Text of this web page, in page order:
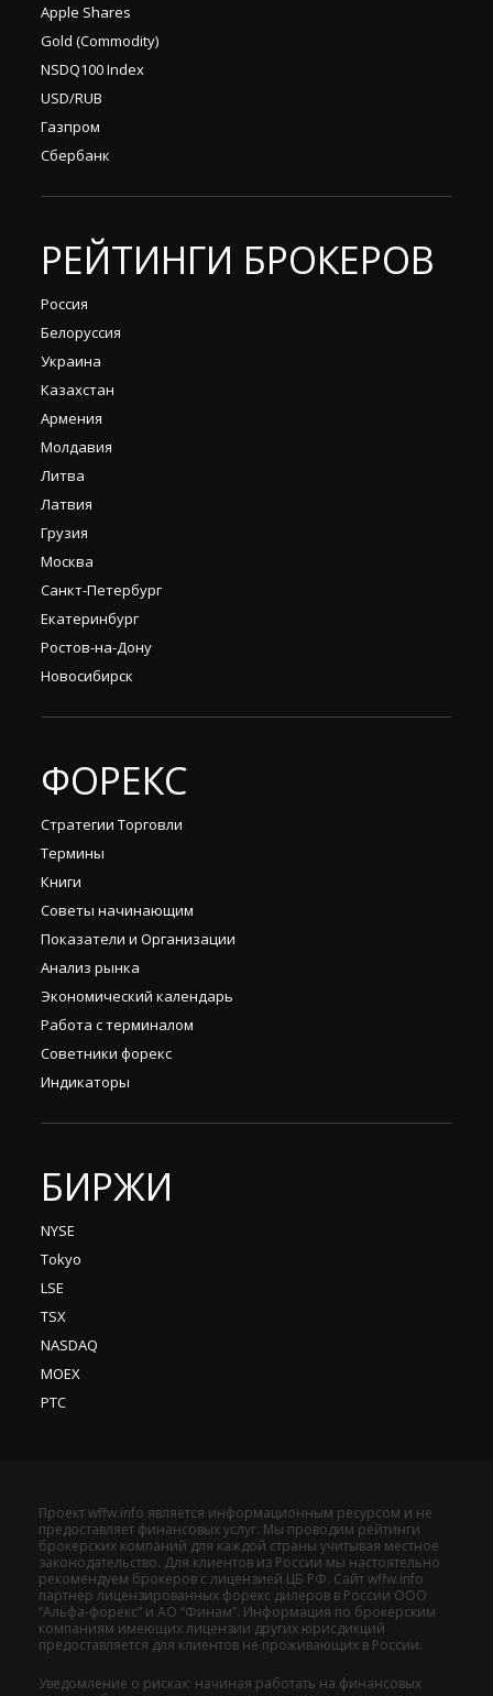
Apple Shares
Gold (Commodity)
NSDQ100 Index
USD/RUB
Газпром
Сбербанк
РЕЙТИНГИ БРОКЕРОВ
Россия
Белоруссия
Украина
Казахстан
Армения
Молдавия
Литва
Латвия
Грузия
Москва
Санкт-Петербург
Екатеринбург
Ростов-на-Дону
Новосибирск
ФОРЕКС
Стратегии Торговли
Термины
Книги
Советы начинающим
Показатели и Организации
Анализ рынка
Экономический календарь
Работа с терминалом
Советники форекс
Индикаторы
БИРЖИ
NYSE
Tokyo
LSE
TSX
NASDAQ
MOEX
РТС
Проект wffw.info является информационным ресурсом и не
предоставляет финансовых услуг. Мы проводим рейтинги
брокерских компаний для каждой страны учитывая местное
законодательство. Для клиентов из России мы настоятельно
рекомендуем брокеров с лицензией ЦБ РФ. Сайт wffw.info
партнер лицензированных форекс дилеров в России ООО
“Альфа-форекс” и АО “Финам”. Информация по брокерским
компаниям имеющих лицензии других юрисдикций
предоставляется для клиентов не проживающих в России.
Уведомление о рисках: начиная работать на финансовых